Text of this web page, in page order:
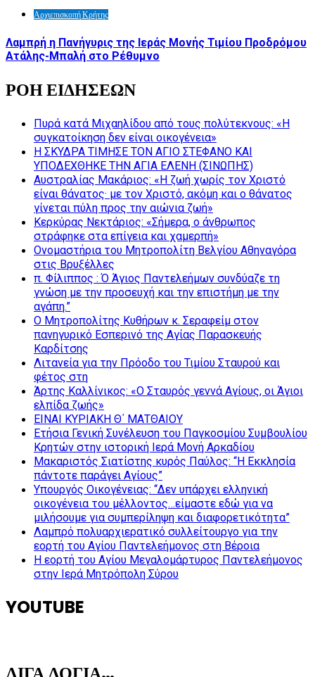
Αρχιεπισκοπή Κρήτης
Λαμπρή η Πανήγυρις της Ιεράς Μονής Τιμίου Προδρόμου
Ατάλης-Μπαλή στο Ρέθυμνο
ΡΟΗ ΕΙΔΗΣΕΩΝ
Πυρά κατά Μιχαηλίδου από τους πολύτεκνους: «Η
συγκατοίκηση δεν είναι οικογένεια»
Η ΣΚΥΔΡΑ ΤΙΜΗΣΕ ΤΟΝ ΑΓΙΟ ΣΤΕΦΑΝΟ ΚΑΙ
ΥΠΟΔΕΧΘΗΚΕ ΤΗΝ ΑΓΙΑ ΕΛΕΝΗ (ΣΙΝΩΠΗΣ)
Αυστραλίας Μακάριος: «Η ζωή χωρίς τον Χριστό
είναι θάνατος· με τον Χριστό, ακόμη και ο θάνατος
γίνεται πύλη προς την αιώνια ζωή»
Κερκύρας Νεκτάριος: «Σήμερα, ο άνθρωπος
στράφηκε στα επίγεια και χαμερπή»
Ονομαστήρια του Μητροπολίτη Βελγίου Αθηναγόρα
στις Βρυξέλλες
π. Φίλιππος : Ό Άγιος Παντελεήμων συνδύαζε τη
γνώση με την προσευχή και την επιστήμη με την
αγάπη.”
Ο Μητροπολίτης Κυθήρων κ. Σεραφείμ στον
πανηγυρικό Εσπερινό της Αγίας Παρασκευής
Καρδίτσης
Λιτανεία για την Πρόοδο του Τιμίου Σταυρού και
φέτος στη
Άρτης Καλλίνικος: «Ο Σταυρός γεννά Αγίους, οι Άγιοι
ελπίδα ζωής»
ΕΙΝΑΙ ΚΥΡΙΑΚΗ Θ΄ ΜΑΤΘΑΙΟΥ
Ετήσια Γενική Συνέλευση του Παγκοσμίου Συμβουλίου
Κρητών στην ιστορική Ιερά Μονή Αρκαδίου
Μακαριστός Σιατίστης κυρός Παύλος: “Η Εκκλησία
πάντοτε παράγει Αγίους”
Υπουργός Οικογένειας: “Δεν υπάρχει ελληνική
οικογένεια του μέλλοντος…είμαστε εδώ για να
μιλήσουμε για συμπερίληψη και διαφορετικότητα”
Λαμπρό πολυαρχιερατικό συλλείτουργο για την
εορτή του Αγίου Παντελεήμονος στη Βέροια
Η εορτή του Αγίου Μεγαλομάρτυρος Παντελεήμονος
στην Ιερά Μητρόπολη Σύρου
YOUTUBE